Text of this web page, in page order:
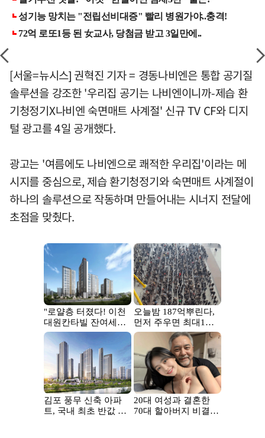
[서울=뉴시스] 권혁진 기자 = 경동나비엔은 통합 공기질
솔루션을 강조한 '우리집 공기는 나비엔이니까-제습 환
기청정기X나비엔 숙면매트 사계절' 신규 TV CF와 디지
털 광고를 4일 공개했다.
광고는 '여름에도 나비엔으로 쾌적한 우리집'이라는 메
시지를 중심으로, 제습 환기청정기와 숙면매트 사계절이
하나의 솔루션으로 작동하며 만들어내는 시너지 전달에
초점을 맞췄다.